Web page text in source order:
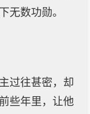
无数功勋。
过往甚密，却
些年里，让他